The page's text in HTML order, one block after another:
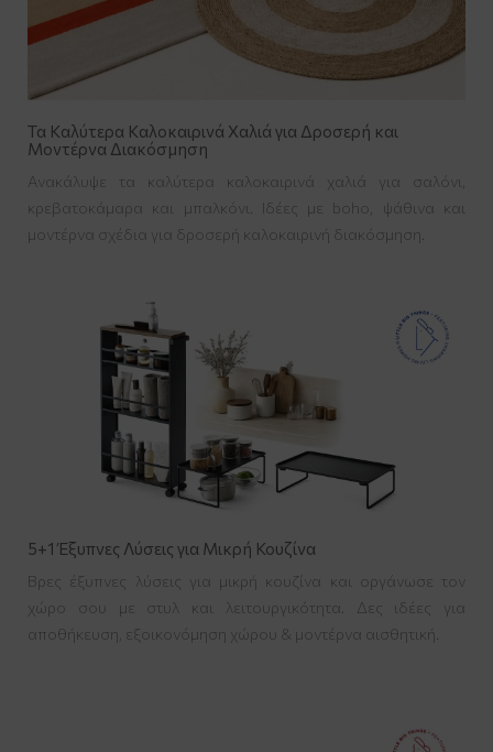
Τα Καλύτερα Καλοκαιρινά Χαλιά για Δροσερή και
Μοντέρνα Διακόσμηση
Ανακάλυψε τα καλύτερα καλοκαιρινά χαλιά για σαλόνι,
κρεβατοκάμαρα και μπαλκόνι. Ιδέες με boho, ψάθινα και
μοντέρνα σχέδια για δροσερή καλοκαιρινή διακόσμηση.
5+1 Έξυπνες Λύσεις για Μικρή Κουζίνα
Βρες έξυπνες λύσεις για μικρή κουζίνα και οργάνωσε τον
χώρο σου με στυλ και λειτουργικότητα. Δες ιδέες για
αποθήκευση, εξοικονόμηση χώρου & μοντέρνα αισθητική.